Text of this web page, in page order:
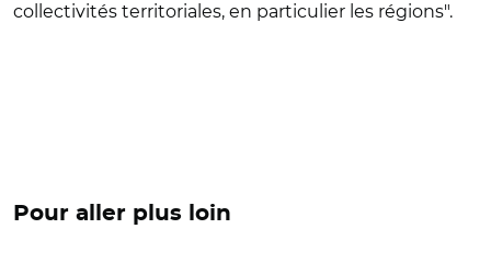
collectivités territoriales, en particulier les régions".
Pour aller plus loin